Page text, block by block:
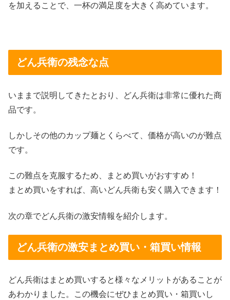
を加えることで、一杯の満足度を大きく高めています。
どん兵衛の残念な点
いままで説明してきたとおり、どん兵衛は非常に優れた商
品です。
しかしその他のカップ麺とくらべて、価格が高いのが難点
です。
この難点を克服するため、まとめ買いがおすすめ！
まとめ買いをすれば、高いどん兵衛も安く購入できます！
次の章でどん兵衛の激安情報 を紹介します。
どん兵衛の激安まとめ買い・箱買い情報
どん兵衛はまとめ買いすると様々なメリットがあることが
あわかりました。この機会にぜひまとめ買い・箱買いし